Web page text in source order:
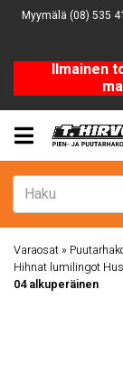
Myymälä (08) 535
Ilmainen
Varaosat »
Hihnat lumilingot
04 alkuperäinen